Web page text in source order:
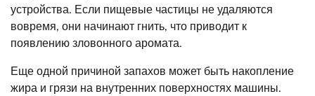
устройства. Если пищевые частицы не удаляются
вовремя, они начинают гнить, что приводит к
появлению зловонного аромата.
Еще одной причиной запахов может быть накопление
жира и грязи на внутренних поверхностях машины.